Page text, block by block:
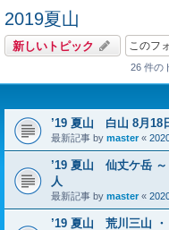
2019夏山
新しいトピック
26 件の
’19 夏山 白山 8月18
最新記事 by master«
’19 夏山 仙丈ケ岳 ～
人
最新記事 by master «
’19 夏山 荒川三山 ・